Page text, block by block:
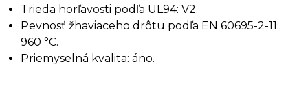
Trieda horľavosti podľa UL94: V2.
Pevnosť žhaviaceho drôtu podľa EN 60695-2-11:
960 °C.
Priemyselná kvalita: áno.